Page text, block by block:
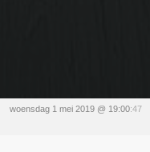
woensdag 1 mei 2019 @ 19:00:47